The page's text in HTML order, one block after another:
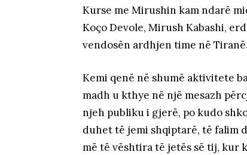
Kurse me Mirushin kam ndarë
Koço Devole, Mirush Kabashi,
vendosën ardhjen time në Tiranë.
Kemi qenë në shumë aktivitete
madh u kthye në një mesazh
njeh publiku i gjerë, po kudo
duhet të jemi shqiptarë, të falim
më të vështira të jetës së tij, kur